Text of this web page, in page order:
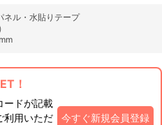
ネル・水貼りテープ
！
ードが記載
利用いただ
今すぐ新規会員登録